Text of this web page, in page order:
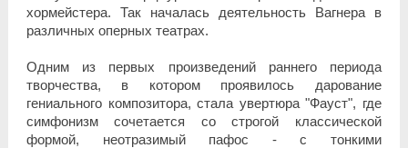
хормейстера. Так началась деятельность Вагнера в
различных оперных театрах.
Одним из первых произведений раннего периода
творчества, в котором проявилось дарование
гениального композитора, стала увертюра "Фауст", где
симфонизм сочетается со строгой классической
формой, неотразимый пафос - с тонкими